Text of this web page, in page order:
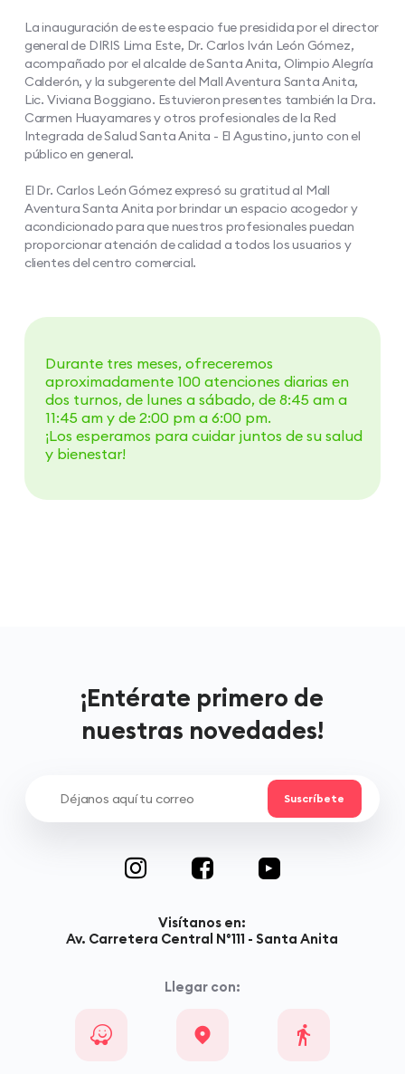
La inauguración de este espacio fue presidida por el director
general de DIRIS Lima Este, Dr. Carlos Iván León Gómez,
acompañado por el alcalde de Santa Anita, Olimpio Alegría
Calderón, y la subgerente del Mall Aventura Santa Anita,
Lic. Viviana Boggiano. Estuvieron presentes también la Dra.
Carmen Huayamares y otros profesionales de la Red
Integrada de Salud Santa Anita - El Agustino, junto con el
público en general.
El Dr. Carlos León Gómez expresó su gratitud al Mall
Aventura Santa Anita por brindar un espacio acogedor y
acondicionado para que nuestros profesionales puedan
proporcionar atención de calidad a todos los usuarios y
clientes del centro comercial.
Durante tres meses, ofreceremos
aproximadamente 100 atenciones diarias en
dos turnos, de lunes a sábado, de 8:45 am a
11:45 am y de 2:00 pm a 6:00 pm.
¡Los esperamos para cuidar juntos de su salud
y bienestar!
¡Entérate primero de
nuestras novedades!
Visítanos en:
Av. Carretera Central N°111 - Santa Anita
Llegar con: